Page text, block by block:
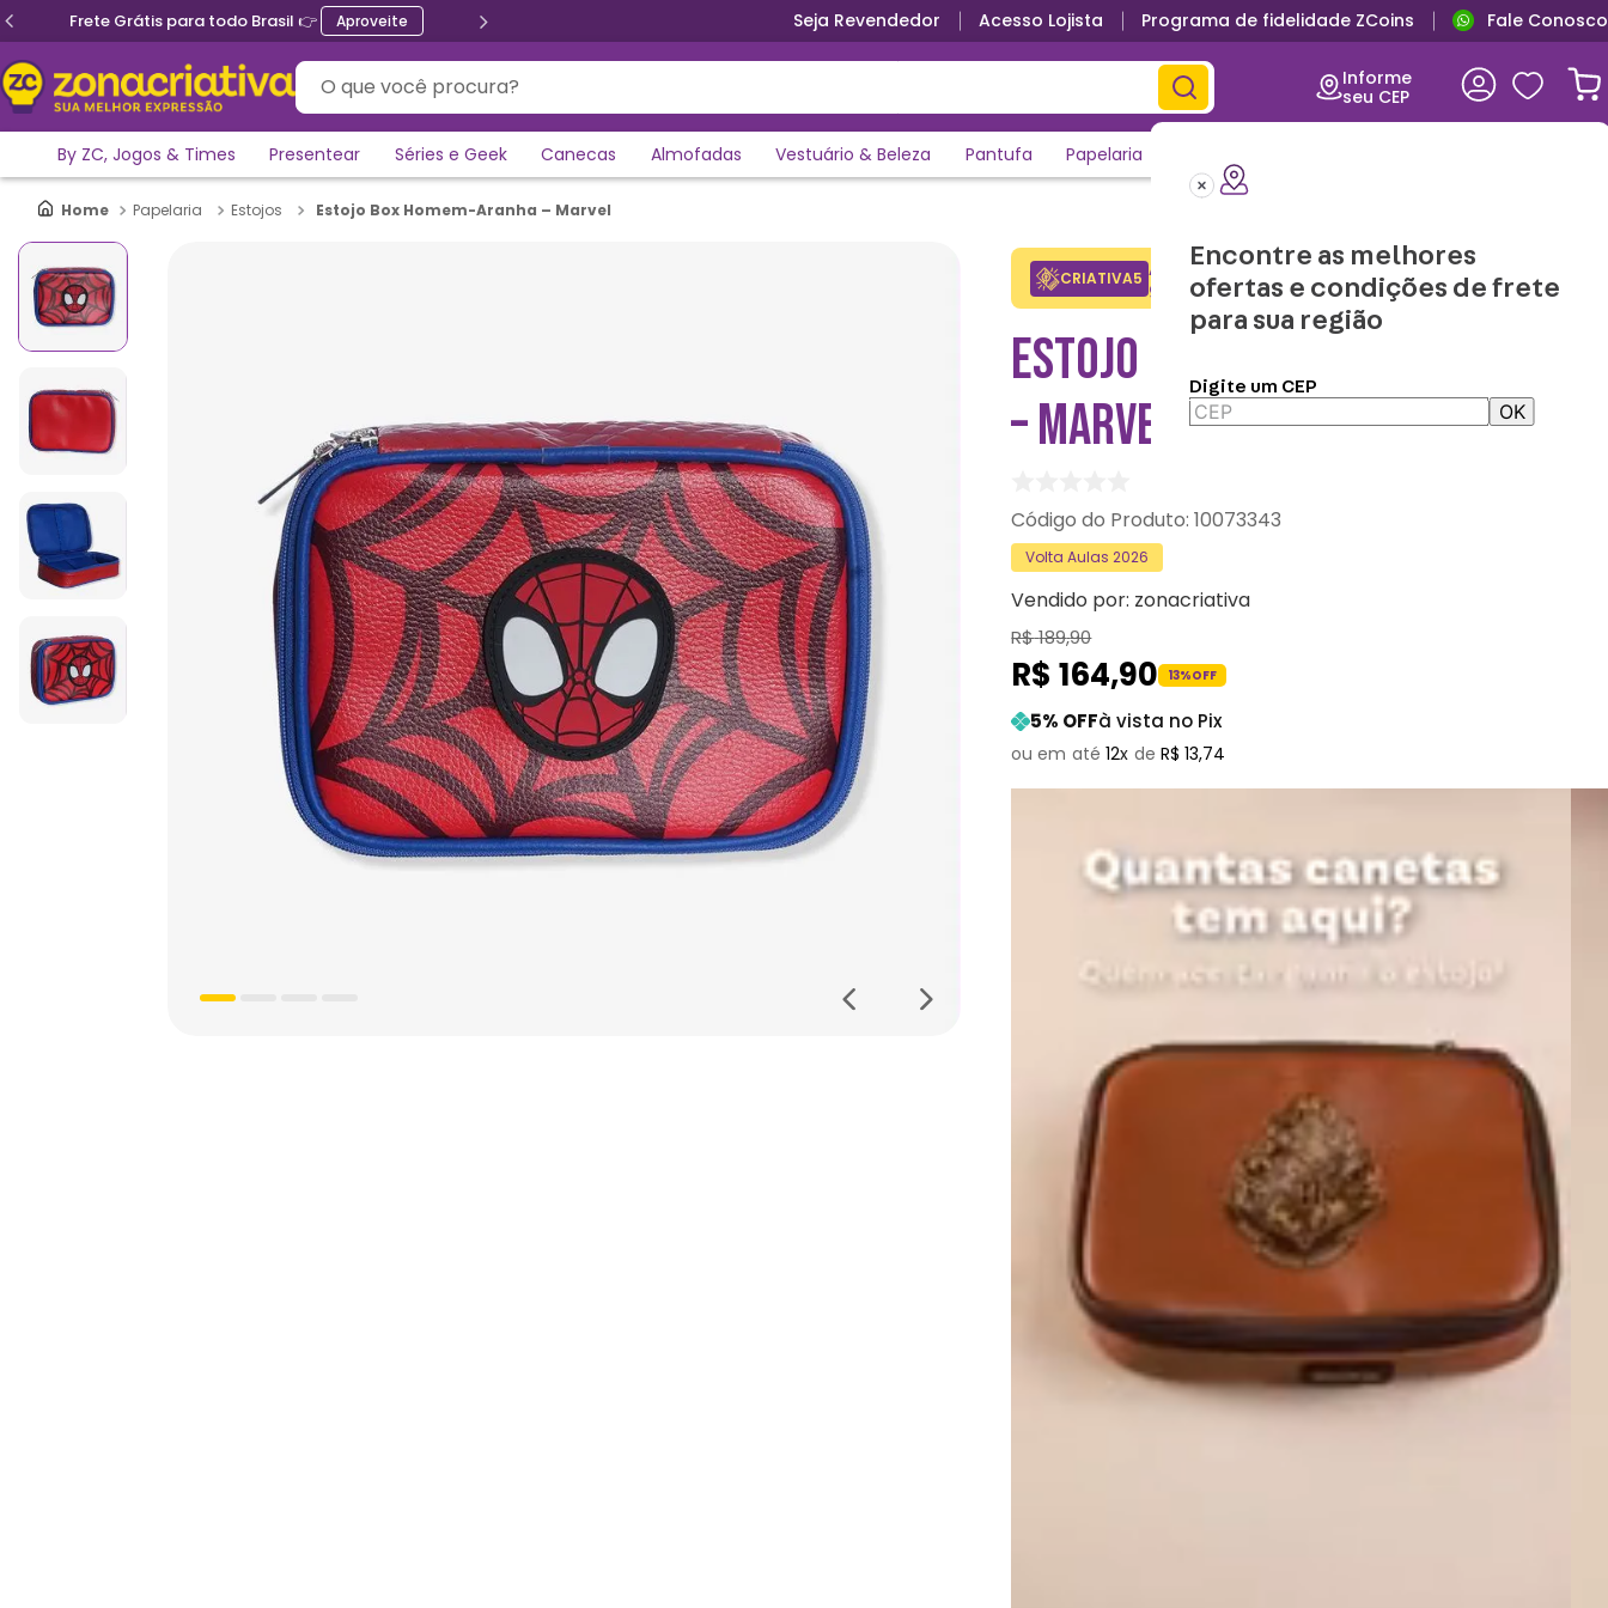
Ganhe 5% de desconto no PIX Seja Revendedor Acesso Lojista Programa de fidelidade ZCoins Fale Conosco
O que você procura?
Informe
seu CEP
Encontre as melhores
ofertas e condições de frete
para sua região
Digite um CEP
OK
By ZC, Jogos & Times Presentear Séries e Geek Canecas Almofadas Vestuário & Beleza Pantufa Papelaria
Papelaria Estojos Estojo Box Homem-Aranha – Marvel
CRIATIVA5 Adicione o cupom no carrinho e
ganhe desconto na 1a compra.
Copiar
ESTOJO BOX HOMEM-ARANHA
– MARVEL
:10073343
Volta Aulas 2026
Vendido por: zonacriativa
R$189,90
R$ 164,90 13%OFF
5% OFFà vista no Pix
12 R$ 13,74